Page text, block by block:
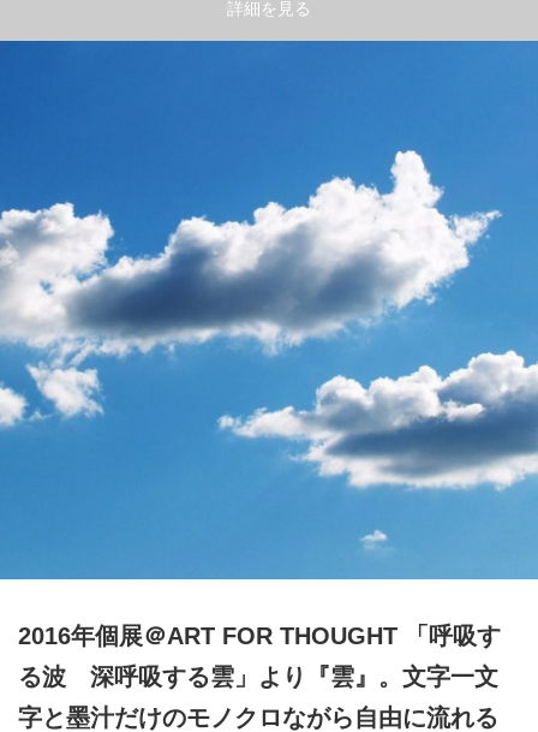
詳細を見る
2016年個展＠ART FOR THOUGHT 「呼吸す
る波 深呼吸する雲」より『雲』。文字一文
字と墨汁だけのモノクロながら自由に流れる